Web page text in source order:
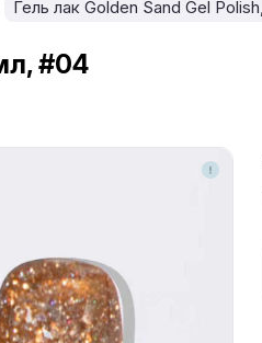
Гель лак Golden Sand Gel
#04